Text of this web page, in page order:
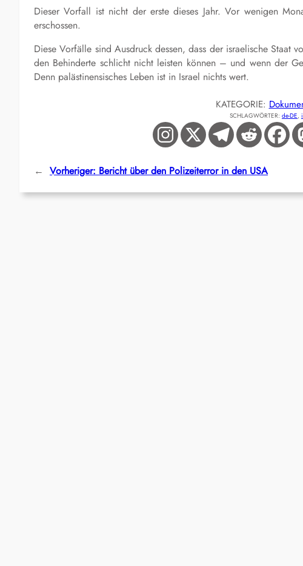
Dieser Vorfall ist nicht der erste dieses Jahr. Vor wenigen
erschossen.
Diese Vorfälle sind Ausdruck dessen, dass der israelische Staat
den Behinderte schlicht nicht leisten können – und wenn der
Denn palästinensisches Leben ist in Israel nichts wert.
KATEGORIE:
SCHLAGWÖRTER: de-DE,
← Vorheriger: Bericht über den Polizeiterror in den USA